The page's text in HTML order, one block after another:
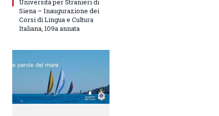
Università per Stranieri di
Siena – Inaugurazione dei
Corsi di Lingua e Cultura
Italiana, 109a annata